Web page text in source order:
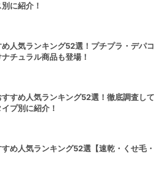
に紹介！
人気ランキング52選！プチプラ・デパコ
チュラル商品も登場！
すめ人気ランキング52選！徹底調査して
プ別に紹介！
すめ人気ランキング52選【速乾・くせ毛・